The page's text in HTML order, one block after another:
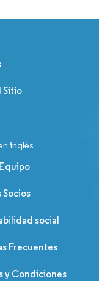
Sitio
inglés
Socios
social
Frecuentes
y Condiciones